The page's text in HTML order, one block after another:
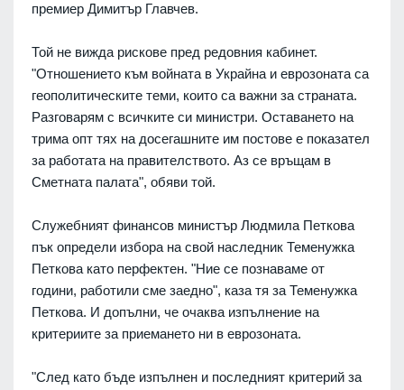
премиер Димитър Главчев.
Той не вижда рискове пред редовния кабинет.
"Отношението към войната в Украйна и еврозоната са
геополитическите теми, които са важни за страната.
Разговарям с всичките си министри. Оставането на
трима опт тях на досегашните им постове е показател
за работата на правителството. Аз се връщам в
Сметната палата", обяви той.
Служебният финансов министър Людмила Петкова
пък определи избора на свой наследник Теменужка
Петкова като перфектен. "Ние се познаваме от
години, работили сме заедно", каза тя за Теменужка
Петкова. И допълни, че очаква изпълнение на
критериите за приемането ни в еврозоната.
"След като бъде изпълнен и последният критерий за